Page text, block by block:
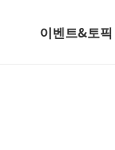
이벤트&토픽